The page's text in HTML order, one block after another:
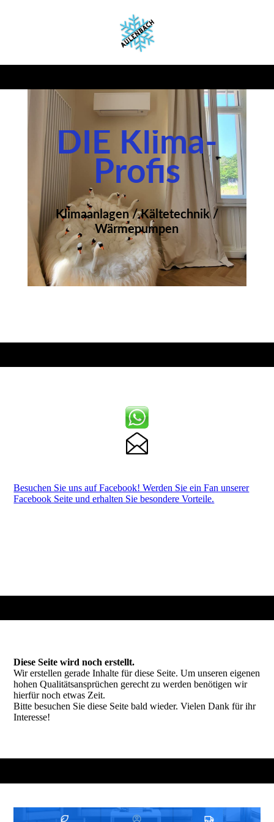
DIE Klima-
Profis
Klimaanlagen / Kältetechnik /
Wärmepumpen
Besuchen Sie uns auf Facebook! Werden Sie ein Fan unserer
Facebook Seite und erhalten Sie besondere Vorteile.
Diese Seite wird noch erstellt.
Wir erstellen gerade Inhalte für diese Seite. Um unseren eigenen
hohen Qualitätsansprüchen gerecht zu werden benötigen wir
hierfür noch etwas Zeit.
Bitte besuchen Sie diese Seite bald wieder. Vielen Dank für ihr
Interesse!